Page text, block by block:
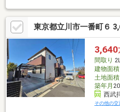
廊下に階段下収納、各洋室にクロー
バルコニー付・駐車スペース2台分有(
コンロ新規交換済▼設備・1坪以上の
徒歩2分(約140m)・セブンイレブン立
720m)■ ご希望の住まい探しをお
物件の詳細・ご相談はお気軽にお問い
東京都立川市一番町６
3,640
間取り
建物面積
土地面積
築年月
西武
その他の交